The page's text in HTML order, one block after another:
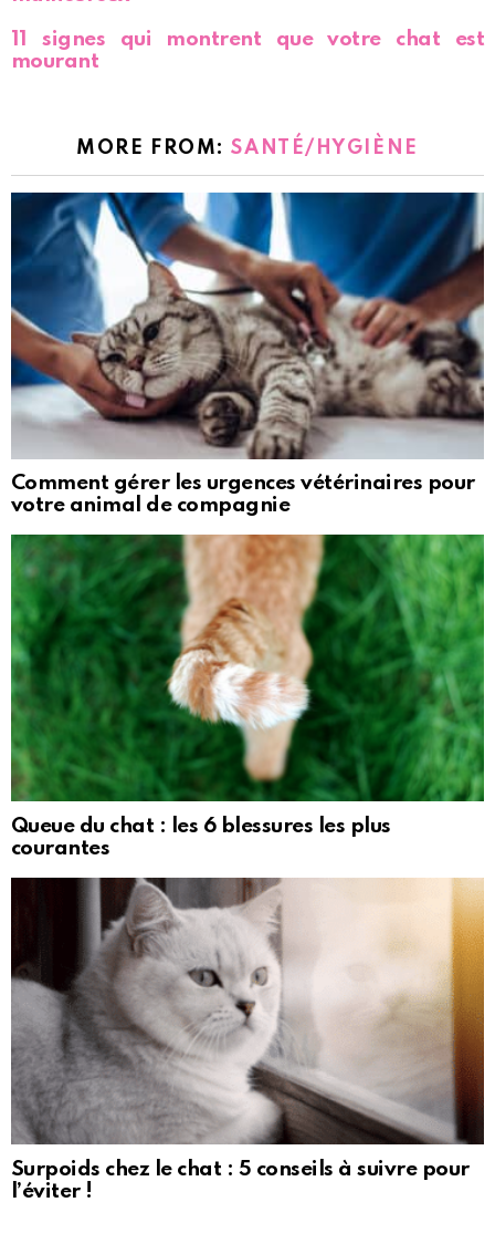
11 signes qui montrent que votre chat est
mourant
MORE FROM:SANTÉ/HYGIÈNE
Comment gérer les urgences vétérinaires pour
votre animal de compagnie
Queue du chat : les 6 blessures les plus
courantes
Surpoids chez le chat : 5 conseils à suivre pour
l’éviter !